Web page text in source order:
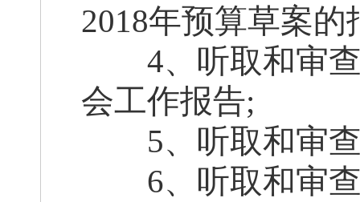
2018年预算草案
4、听取和审查
会工作报告;
5、听取和审查
6、听取和审查